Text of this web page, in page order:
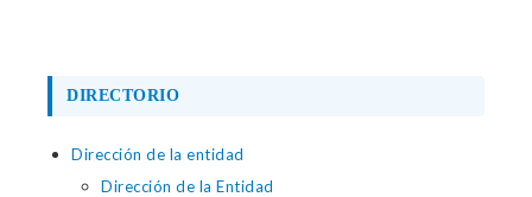
DIRECTORIO
Dirección de la entidad
Dirección de la Entidad